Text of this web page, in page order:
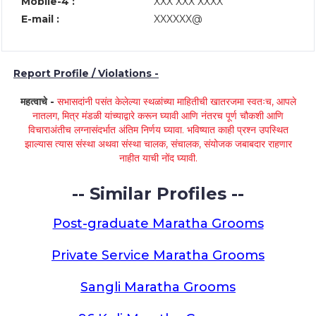
E-mail :
XXXXXX@
Report Profile / Violations -
महत्वाचे - सभासदांनी पसंत केलेल्या स्थळांच्या माहितीची खातरजमा स्वतःच, आपले
नातलग, मित्र मंडळी यांच्याद्वारे करून घ्यावी आणि नंतरच पूर्ण चौकशी आणि
विचाराअंतीच लग्नासंदर्भात अंतिम निर्णय घ्यावा. भविष्यात काही प्रश्न उपस्थित
झाल्यास त्यास संस्था अथवा संस्था चालक, संचालक, संयोजक जबाबदार राहणार
नाहीत याची नोंद घ्यावी.
-- Similar Profiles --
Post-graduate Maratha Grooms
Private Service Maratha Grooms
Sangli Maratha Grooms